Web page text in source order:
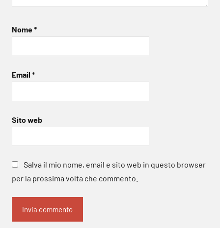
Nome*
Email *
Sito web
Salva il mio nome, email e sito web in questo browser
per la prossima volta che commento.